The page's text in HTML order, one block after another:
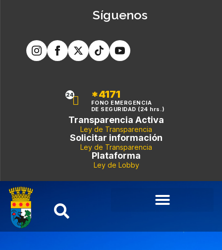
Síguenos
24 *4171
FONO EMERGENCIA
DE SEGURIDAD (24 hrs.)
Transparencia Activa
Ley de Transparencia
Solicitar información
Ley de Transparencia
Plataforma
Ley de Lobby